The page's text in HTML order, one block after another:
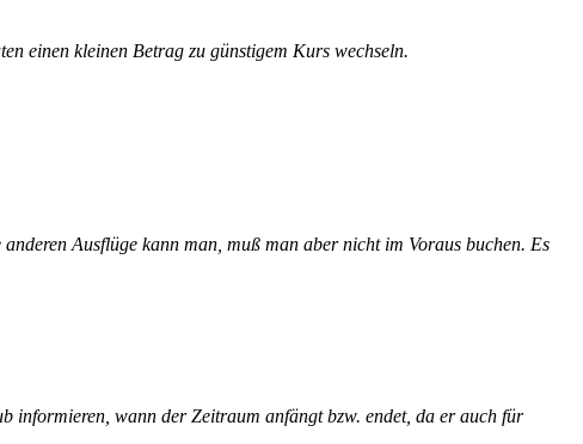
einen kleinen Betrag zu günstigem Kurs wechseln.
Ausflüge kann man, muß man aber nicht im Voraus buchen. Es
informieren, wann der Zeitraum anfängt bzw. endet, da er auch für